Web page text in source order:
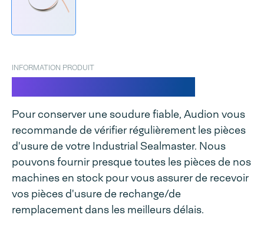
INFORMATION PRODUIT
Pour conserver une soudure fiable, Audion vous
recommande de vérifier régulièrement les pièces
d'usure de votre Industrial Sealmaster. Nous
pouvons fournir presque toutes les pièces de nos
machines en stock pour vous assurer de recevoir
vos pièces d'usure de rechange/de
remplacement dans les meilleurs délais.